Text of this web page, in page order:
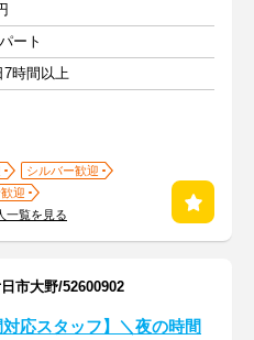
ート
7時間以上
シルバー歓迎
迎
一覧を見る
市大野/52600902
対応スタッフ】＼夜の時間